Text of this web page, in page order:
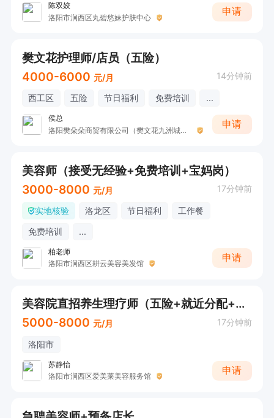
陈双姣
洛阳市涧西区丸碧悠妹护肤中心
申请
樊文花护理师/店员（五险）
4000-6000 元/月 14分钟前
西工区 五险 节日福利 免费培训 ...
侯总
洛阳樊朵朵商贸有限公司（樊文花九洲城瑞园店）
申请
美容师（接受无经验+免费培训+宝妈岗）
3000-8000 元/月 17分钟前
实地核验 洛龙区 节日福利
工作餐
免费培训
...
柏老师
洛阳市涧西区耕云美容美发馆
申请
美容院直招养生理疗师（五险+就近分配+节日福利）
5000-8000 元/月 17分钟前
洛阳市
苏静怡
洛阳市涧西区爱美莱美容服务馆
申请